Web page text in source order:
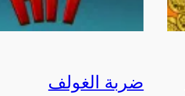
ضربة الغولف